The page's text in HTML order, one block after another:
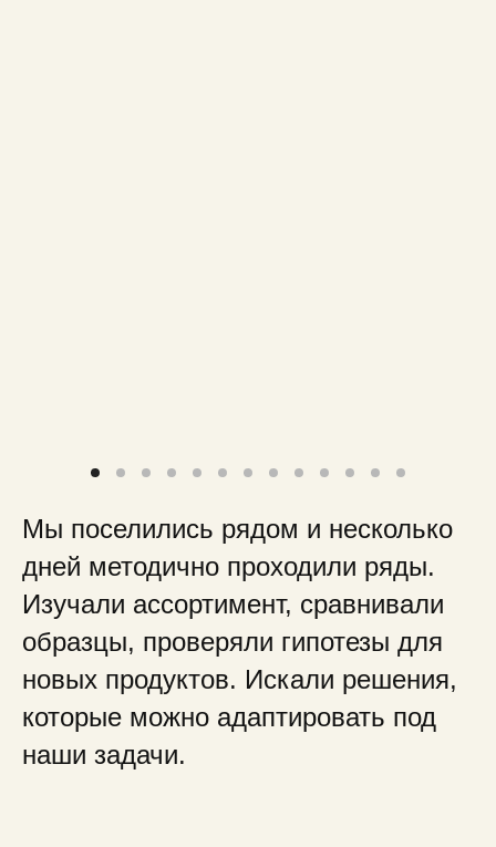
Мы поселились рядом и несколько
дней методично проходили ряды.
Изучали ассортимент, сравнивали
образцы, проверяли гипотезы для
новых продуктов. Искали решения,
которые можно адаптировать под
наши задачи.